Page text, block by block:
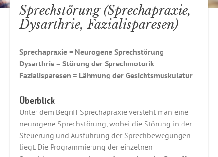
Sprechstörung (Sprechapraxie,
Dysarthrie, Fazialisparesen)
Sprechapraxie = Neurogene Sprechstörung
Dysarthrie = Störung der Sprechmotorik
Fazialisparesen = Lähmung der Gesichtsmuskulatur
Überblick
Unter dem Begriff Sprechapraxie versteht man eine
neurogene Sprechstörung, wobei die Störung in der
Steuerung und Ausführung der Sprechbewegungen
liegt. Die Programmierung der einzelnen